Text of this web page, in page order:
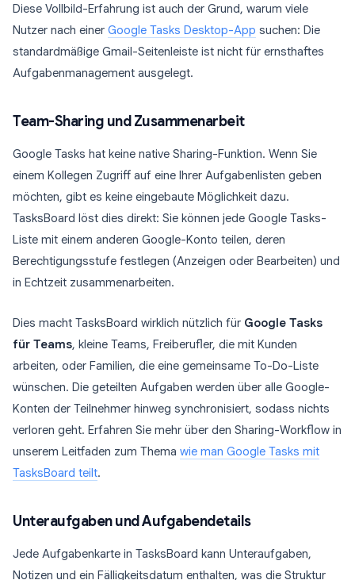
Diese Vollbild-Erfahrung ist auch der Grund, warum viele
Nutzer nach einer Google Tasks Desktop-App suchen: Die
standardmäßige Gmail-Seitenleiste ist nicht für ernsthaftes
Aufgabenmanagement ausgelegt.
Team-Sharing und Zusammenarbeit
Google Tasks hat keine native Sharing-Funktion. Wenn Sie
einem Kollegen Zugriff auf eine Ihrer Aufgabenlisten geben
möchten, gibt es keine eingebaute Möglichkeit dazu.
TasksBoard löst dies direkt: Sie können jede Google Tasks-
Liste mit einem anderen Google-Konto teilen, deren
Berechtigungsstufe festlegen (Anzeigen oder Bearbeiten) und
in Echtzeit zusammenarbeiten.
Dies macht TasksBoard wirklich nützlich für Google Tasks
für Teams, kleine Teams, Freiberufler, die mit Kunden
arbeiten, oder Familien, die eine gemeinsame To-Do-Liste
wünschen. Die geteilten Aufgaben werden über alle Google-
Konten der Teilnehmer hinweg synchronisiert, sodass nichts
verloren geht. Erfahren Sie mehr über den Sharing-Workflow in
unserem Leitfaden zum Thema wie man Google Tasks mit
TasksBoard teilt.
Unteraufgaben und Aufgabendetails
Jede Aufgabenkarte in TasksBoard kann Unteraufgaben,
Notizen und ein Fälligkeitsdatum enthalten, was die Struktur